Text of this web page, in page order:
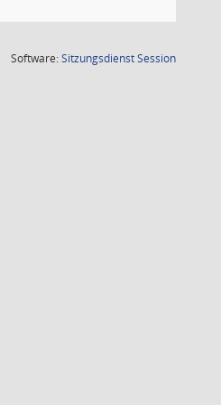
Software:SitzungsdienstSession(Wird in